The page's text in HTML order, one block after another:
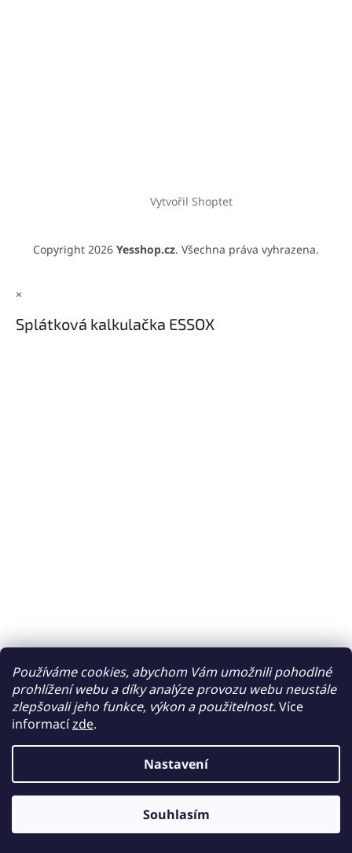
Používáme cookies, abychom Vám umožnili pohodlné
prohlížení webu a díky analýze provozu webu neustále
zlepšovali jeho funkce, výkon a použitelnost.Více
informacízde.
Nastavení
Souhlasím
Vytvořil Shoptet
Copyright 2026 Yesshop.cz. Všechna práva vyhrazena.
×
Splátková kalkulačka ESSOX